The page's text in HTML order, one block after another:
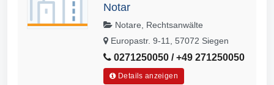
Notar
Notare, Rechtsanwälte
Europastr. 9-11, 57072 Siegen
0271250050 / +49 271250050
Details anzeigen